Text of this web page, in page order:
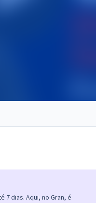
dias. Aqui, no Gran, é